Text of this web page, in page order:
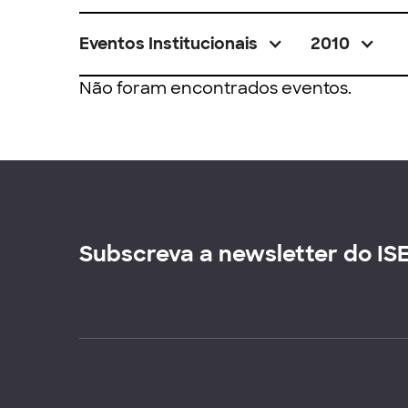
Eventos Institucionais 2010
Não foram encontrados eventos.
Subscreva a newsletter do